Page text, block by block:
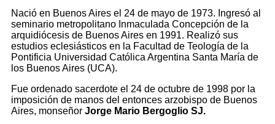
Nació en Buenos Aires el 24 de mayo de 1973. Ingresó al
seminario metropolitano Inmaculada Concepción de la
arquidiócesis de Buenos Aires en 1991. Realizó sus
estudios eclesiásticos en la Facultad de Teología de la
Pontificia Universidad Católica Argentina Santa María de
los Buenos Aires (UCA).
Fue ordenado sacerdote el 24 de octubre de 1998 por la
imposición de manos del entonces arzobispo de Buenos
Aires, monseñor Jorge Mario Bergoglio SJ.